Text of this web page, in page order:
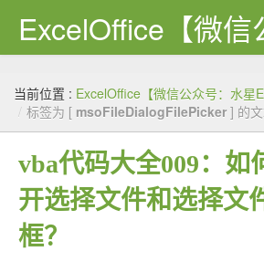
资源下载
VBA代码大全
EXCEL VBA
WORD VBA
当前位置 : ExcelOffice【微信公众号：水星
/ 标签为 [ msoFileDialogFilePicker ] 的
vba代码大全009：如
开选择文件和选择文
框？